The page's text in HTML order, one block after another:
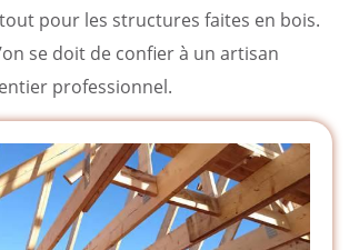
pour les structures faites en bois.
se doit de confier à un artisan
professionnel.